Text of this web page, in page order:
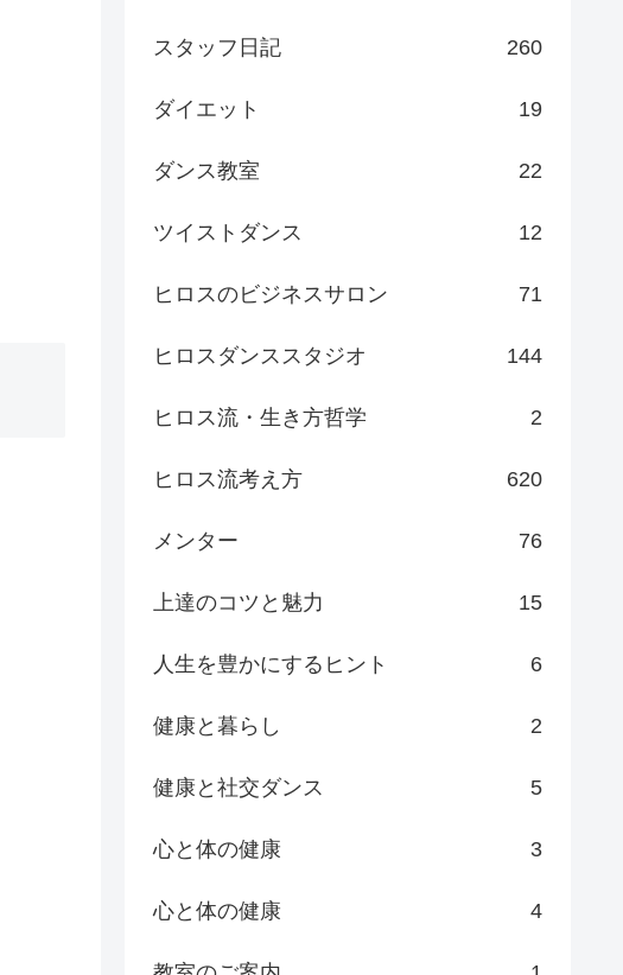
スタッフ日記 260
ダイエット 19
ダンス教室 22
ツイストダンス 12
ヒロスのビジネスサロン 71
ヒロスダンススタジオ 144
ヒロス流・生き方哲学 2
ヒロス流考え方 620
メンター 76
上達のコツと魅力 15
人生を豊かにするヒント 6
健康と暮らし 2
健康と社交ダンス 5
心と体の健康 3
心と体の健康 4